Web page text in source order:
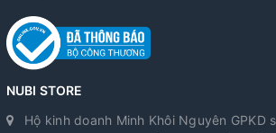
NUBI STORE
Hộ kinh doanh Minh Khôi Nguyên GPKD